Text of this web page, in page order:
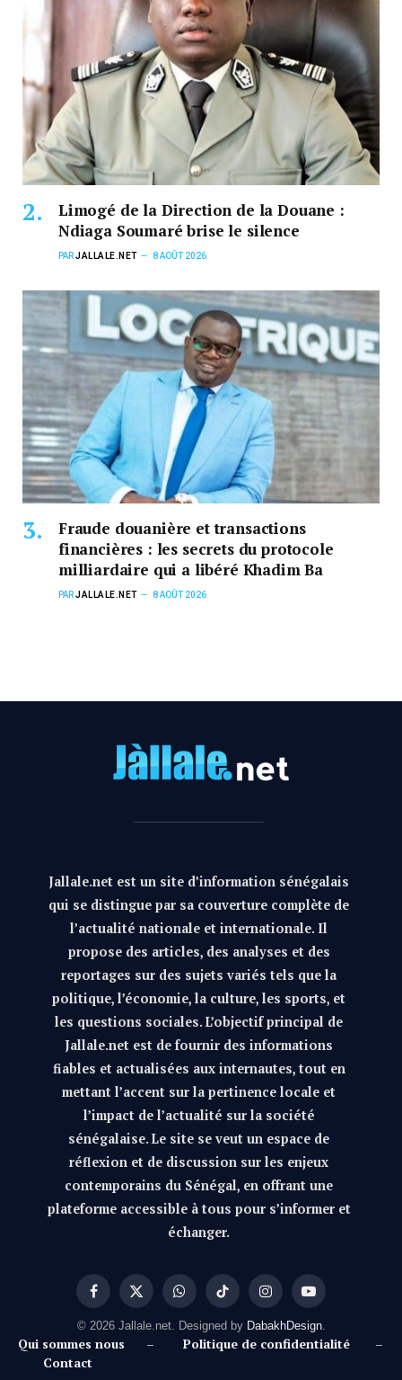
Limogé de la Direction de la Douane :
Ndiaga Soumaré brise le silence
PARJALLALE.NET 8 AOÛT 2026
Fraude douanière et transactions
financières : les secrets du protocole
milliardaire qui a libéré Khadim Ba
PARJALLALE.NET 8 AOÛT 2026
Jallale.net est un site d’information sénégalais
qui se distingue par sa couverture complète de
l’actualité nationale et internationale. Il
propose des articles, des analyses et des
reportages sur des sujets variés tels que la
politique, l’économie, la culture, les sports, et
les questions sociales. L’objectif principal de
Jallale.net est de fournir des informations
fiables et actualisées aux internautes, tout en
mettant l’accent sur la pertinence locale et
l’impact de l’actualité sur la société
sénégalaise. Le site se veut un espace de
réflexion et de discussion sur les enjeux
contemporains du Sénégal, en offrant une
plateforme accessible à tous pour s’informer et
échanger.
Facebook
X
(Twitter)
WhatsAppTikTok InstagramYouTube
© 2026 Jallale.net. Designed by DabakhDesign.
Qui sommes nous – Politique de confidentialité –
Contact